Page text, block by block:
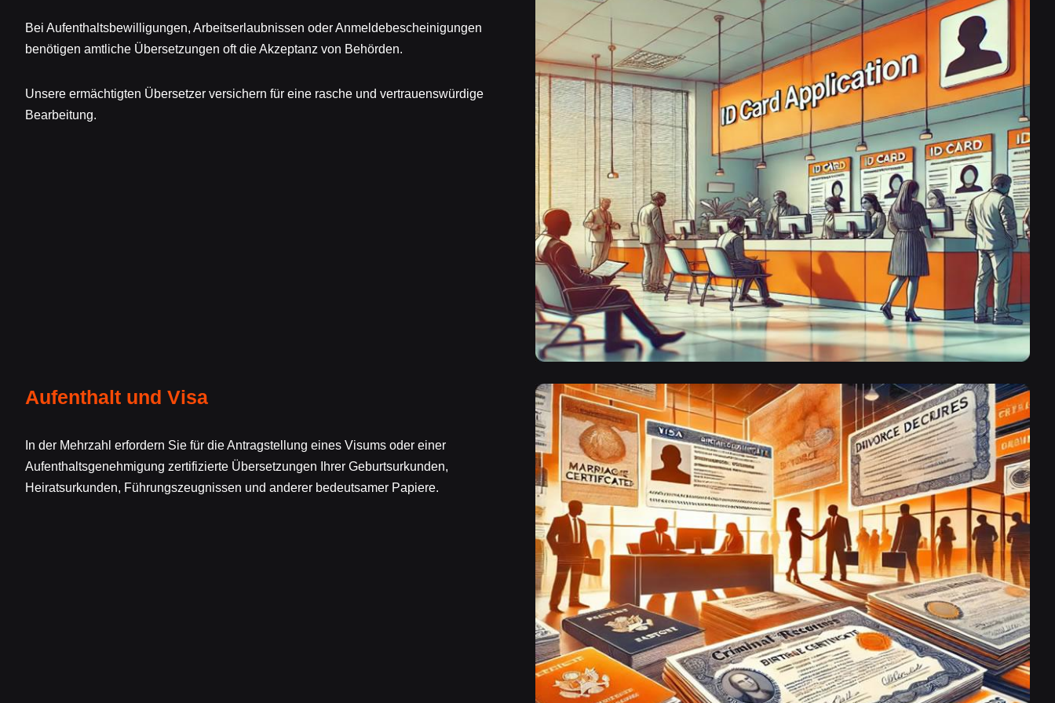
Bei Aufenthaltsbewilligungen, Arbeitserlaubnissen oder Anmeldebescheinigungen
benötigen amtliche Übersetzungen oft die Akzeptanz von Behörden.
Unsere ermächtigten Übersetzer versichern für eine rasche und vertrauenswürdige
Bearbeitung.
Aufenthalt und Visa
In der Mehrzahl erfordern Sie für die Antragstellung eines Visums oder einer
Aufenthaltsgenehmigung zertifizierte Übersetzungen Ihrer Geburtsurkunden,
Heiratsurkunden, Führungszeugnissen und anderer bedeutsamer Papiere.